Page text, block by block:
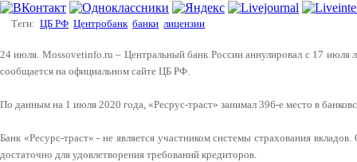
Теги: ЦБ РФ Центробанк банки лицензии
24 июля. Mossovetinfo.ru – Центральный банк России аннулировал с 17 июля
сообщается на официальном сайте ЦБ РФ.
По данным на 1 июля 2020 года, «Ресрус-траст» занимал 396-е место в
Банк «Ресурс-траст» - не является участником системы страхования
достаточно для удовлетворения требований кредиторов.